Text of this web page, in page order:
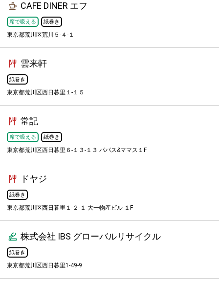
CAFE DINER エフ
席で吸える 紙巻き
東京都荒川区荒川５-４-１
雲来軒
紙巻き
東京都荒川区西日暮里１-１５
常記
席で吸える 紙巻き
東京都荒川区西日暮里６-１３-１３ パパス&ママス１F
ドヤジ
紙巻き
東京都荒川区西日暮里１-２-１ 大一物産ビル １F
株式会社 IBS グローバルリサイクル
紙巻き
東京都荒川区西日暮里1-49-9